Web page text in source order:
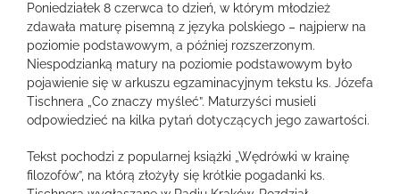
Poniedziałek 8 czerwca to dzień, w którym młodzież
zdawała maturę pisemną z języka polskiego – najpierw na
poziomie podstawowym, a później rozszerzonym.
Niespodzianką matury na poziomie podstawowym było
pojawienie się w arkuszu egzaminacyjnym tekstu ks. Józefa
Tischnera „Co znaczy myśleć”. Maturzyści musieli
odpowiedzieć na kilka pytań dotyczących jego zawartości.
Tekst pochodzi z popularnej książki „Wędrówki w krainę
filozofów”, na którą złożyły się krótkie pogadanki ks.